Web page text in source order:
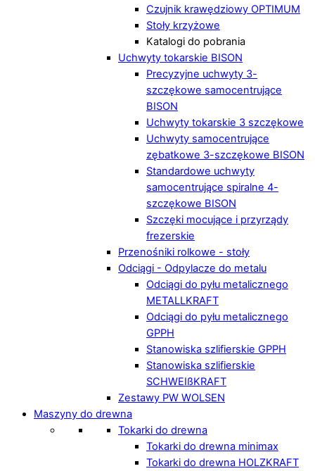
Czujnik krawędziowy OPTIMUM
Stoły krzyżowe
Katalogi do pobrania
Uchwyty tokarskie BISON
Precyzyjne uchwyty 3-
szczękowe samocentrujące
BISON
Uchwyty tokarskie 3 szczękowe
Uchwyty samocentrujące
zębatkowe 3-szczękowe BISON
Standardowe uchwyty
samocentrujące spiralne 4-
szczękowe BISON
Szczęki mocujące i przyrządy
frezerskie
Przenośniki rolkowe - stoły
Odciągi - Odpylacze do metalu
Odciągi do pyłu metalicznego
METALLKRAFT
Odciągi do pyłu metalicznego
GPPH
Stanowiska szlifierskie GPPH
Stanowiska szlifierskie
SCHWEIßKRAFT
Zestawy PW WOLSEN
Maszyny do drewna
Tokarki do drewna
Tokarki do drewna minimax
Tokarki do drewna HOLZKRAFT